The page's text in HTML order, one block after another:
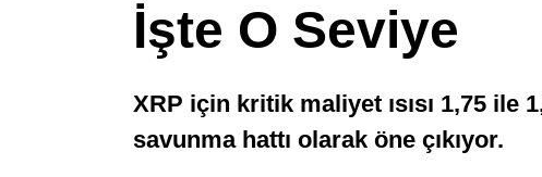
İşte O Seviye
XRP için kritik maliyet ısısı 1,75 ile
savunma hattı olarak öne çıkıyor.